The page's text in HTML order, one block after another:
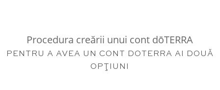
Procedura creării unui cont dōTERRA
PENTRU A AVEA UN CONT DOTERRA AI DOUĂ
OPŢIUNI